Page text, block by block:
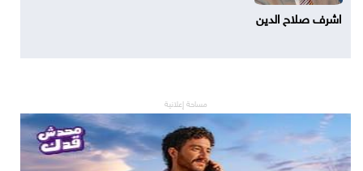
اشرف صلاح الدين
مساحة إعلانية